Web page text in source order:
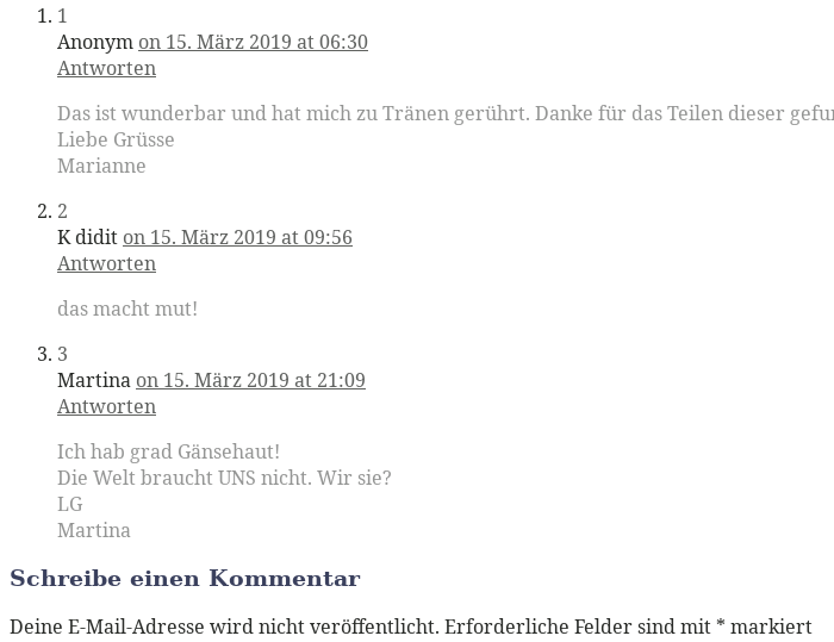
1
Anonym on 15. März 2019 at 06:30
Antworten
Das ist wunderbar und hat mich zu Tränen gerührt. Danke für das Teilen dieser
Liebe Grüsse
Marianne
2
K didit on 15. März 2019 at 09:56
Antworten
das macht mut!
3
Martina on 15. März 2019 at 21:09
Antworten
Ich hab grad Gänsehaut!
Die Welt braucht UNS nicht. Wir sie?
LG
Martina
Schreibe einen Kommentar
Deine E-Mail-Adresse wird nicht veröffentlicht. Erforderliche Felder sind mit * markiert